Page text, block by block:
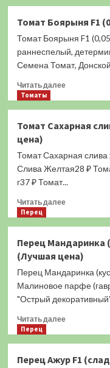
Спрут
сливка
шоколадная
(0,03
гр.)
Томат Боярыня F1
Томат Боярыня F1
раннеспелый,
Семена Томат, Донской
Читать далееПрочитать
Боярыня
(0,05
гр.)
цена)
Томаты
Томат Сахарная
цена)
Томат Сахарная слива
Слива Желтая28 ₽
г37 ₽ Томат...
Читать далееПрочитать
Сахарная
слива
жёлтая
гр.)
(Лучшая
цена)
Перец
Перец Мандаринка
(Лучшая цена)
Перец Мандаринка
Малиновое парфе
"Острый
Читать далееПрочитать
Мандаринка
Перец
Перец Ажур F1